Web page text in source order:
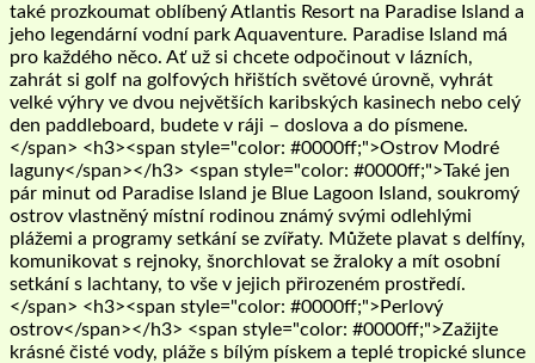
také prozkoumat oblíbený Atlantis Resort na Paradise Island a
jeho legendární vodní park Aquaventure. Paradise Island má
pro každého něco. Ať už si chcete odpočinout v lázních,
zahrát si golf na golfových hřištích světové úrovně, vyhrát
velké výhry ve dvou největších karibských kasinech nebo celý
den paddleboard, budete v ráji – doslova a do písmene.
</span> <h3><span style="color: #0000ff;">Ostrov Modré
laguny</span></h3> <span style="color: #0000ff;">Také jen
pár minut od Paradise Island je Blue Lagoon Island, soukromý
ostrov vlastněný místní rodinou známý svými odlehlými
plážemi a programy setkání se zvířaty. Můžete plavat s delfíny,
komunikovat s rejnoky, šnorchlovat se žraloky a mít osobní
setkání s lachtany, to vše v jejich přirozeném prostředí.
</span> <h3><span style="color: #0000ff;">Perlový
ostrov</span></h3> <span style="color: #0000ff;">Zažijte
krásné čisté vody, pláže s bílým pískem a teplé tropické slunce